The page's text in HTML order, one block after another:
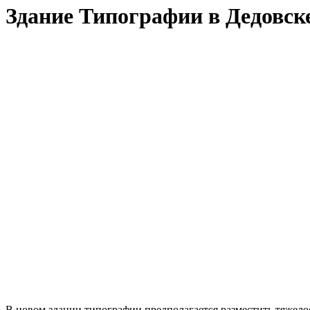
Здание Типографии в